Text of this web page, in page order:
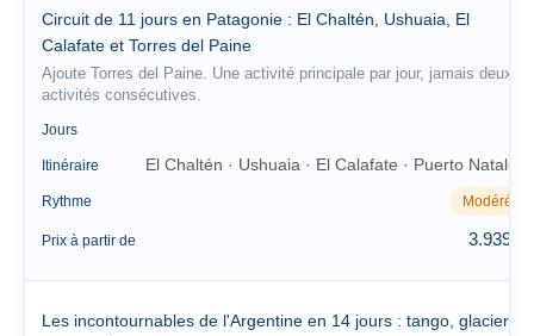
Circuit de 11 jours en Patagonie : El Chaltén, Ushuaia, El
Calafate et Torres del Paine
Ajoute Torres del Paine. Une activité principale par jour, jamais deux
activités consécutives.
Jours
Itinéraire El Chaltén · Ushuaia · El Calafate · Puerto Natales
Rythme Modéré
Prix à partir de 3.939 €
Les incontournables de l'Argentine en 14 jours : tango, glaciers